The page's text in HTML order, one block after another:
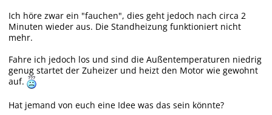
Ich höre zwar ein "fauchen", dies geht jedoch nach circa 2
Minuten wieder aus. Die Standheizung funktioniert nicht
mehr.
Fahre ich jedoch los und sind die Außentemperaturen niedrig
genug startet der Zuheizer und heizt den Motor wie gewohnt
auf.
Hat jemand von euch eine Idee was das sein könnte?